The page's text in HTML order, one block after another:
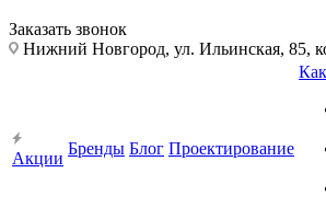
Заказать звонок
Нижний Новгород, ул. Ильинская, 85,
Акции
Бренды Блог Проектирование